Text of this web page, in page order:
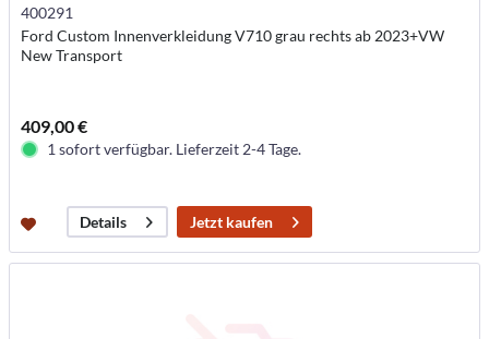
400291
Ford Custom Innenverkleidung V710 grau rechts ab 2023+VW
New Transport
409,00 €
1 sofort verfügbar. Lieferzeit 2-4 Tage.
Details Jetzt kaufen